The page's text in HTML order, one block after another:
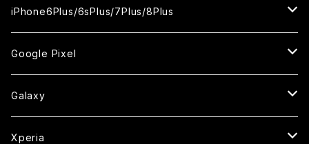
セラミックフィルム
セラミックフィルム
ガラスフィルム
セラミックフィルム
セラミックフィルム
ガラスフィルム
セラミックフィルム
iPhoneXR
ガラスフィルム
セラミックフィルム
iPhoneXSMax
ガラスフィルム
セラミックフィルム
ガラスフィルム
ケース
iPhoneSE2
ガラスフィルム
ケース
iPhone8
ガラスフィルム
セラミックフィルム
iPhone7
ガラスフィルム
セラミックフィルム
iPhone6s
ガラスフィルム
iPhone6
iPhone6Plus/6sPlus/7Plus/8Plus
iPhone6Plus
ガラスフィルム
ケース
iPhone6sPlus
ガラスフィルム
iPhone7Plus
Google Pixel
ガラスフィルム
セラミックフィルム
Galaxy
ガラスフィルム
Xperia